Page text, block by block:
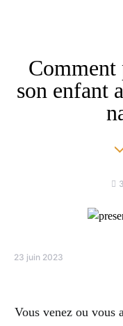
son enfant
23 juin 2023
Vous venez ou vous